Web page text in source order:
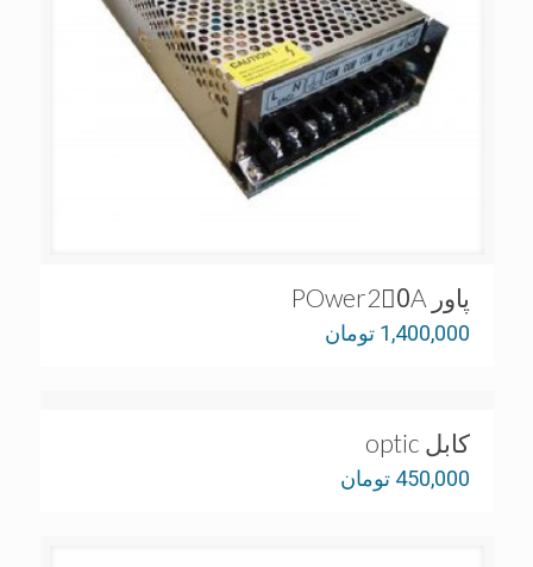
پاور POwer20َA
1,400,000 تومان
کابل optic
450,000 تومان